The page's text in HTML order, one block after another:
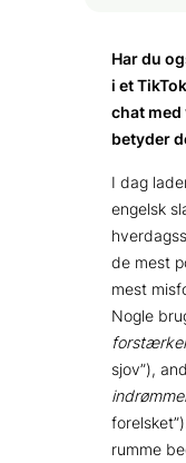
Har du
i et
chat med
betyder
I dag
engelsk
de mest
mest
Nogle
sjov”),
rumme